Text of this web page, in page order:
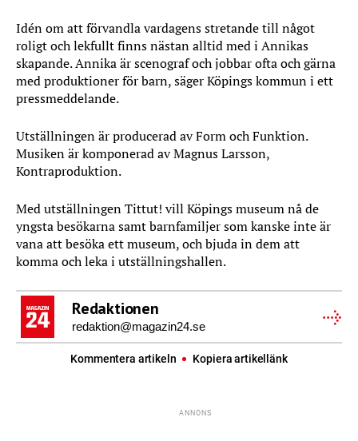
Idén om att förvandla vardagens stretande till något
roligt och lekfullt finns nästan alltid med i Annikas
skapande. Annika är scenograf och jobbar ofta och gärna
med produktioner för barn, säger Köpings kommun i ett
pressmeddelande.
Utställningen är producerad av Form och Funktion.
Musiken är komponerad av Magnus Larsson,
Kontraproduktion.
Med utställningen Tittut! vill Köpings museum nå de
yngsta besökarna samt barnfamiljer som kanske inte är
vana att besöka ett museum, och bjuda in dem att
komma och leka i utställningshallen.
Redaktionen
redaktion@magazin24.se
Kommentera artikeln Kopiera artikellänk